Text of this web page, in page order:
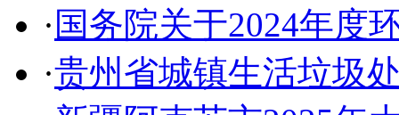
· 国务院关于2024年度
·贵州省城镇生活垃圾